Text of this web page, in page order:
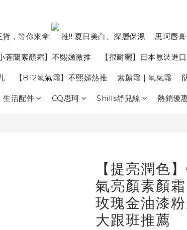
，等你來拿! 推!! 夏日美白、深層保濕 思珂唇膏
小蒼蘭素顏霜】不熙娣激推 【很耐曬】日本原裝進
【B12氧氣霜】不熙娣熱推 素顏霜｜氧氣霜
生活配件 CQ思珂 Shills舒兒絲 熱銷優
【提亮潤色
氣亮顏素顏
玫瑰金油漆
大跟班推薦